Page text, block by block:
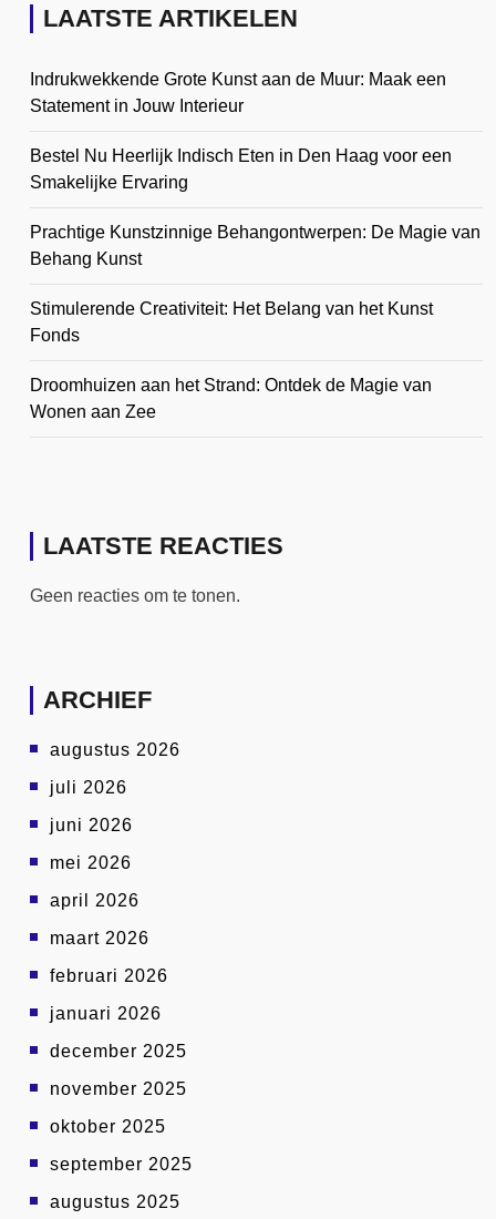
LAATSTE ARTIKELEN
Indrukwekkende Grote Kunst aan de Muur: Maak een
Statement in Jouw Interieur
Bestel Nu Heerlijk Indisch Eten in Den Haag voor een
Smakelijke Ervaring
Prachtige Kunstzinnige Behangontwerpen: De Magie van
Behang Kunst
Stimulerende Creativiteit: Het Belang van het Kunst
Fonds
Droomhuizen aan het Strand: Ontdek de Magie van
Wonen aan Zee
LAATSTE REACTIES
Geen reacties om te tonen.
ARCHIEF
augustus 2026
juli 2026
juni 2026
mei 2026
april 2026
maart 2026
februari 2026
januari 2026
december 2025
november 2025
oktober 2025
september 2025
augustus 2025